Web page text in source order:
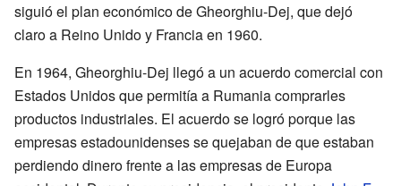
siguió el plan económico de Gheorghiu-Dej, que dejó
claro a Reino Unido y Francia en 1960.
En 1964, Gheorghiu-Dej llegó a un acuerdo comercial con
Estados Unidos que permitía a Rumania comprarles
productos industriales. El acuerdo se logró porque las
empresas estadounidenses se quejaban de que estaban
perdiendo dinero frente a las empresas de Europa